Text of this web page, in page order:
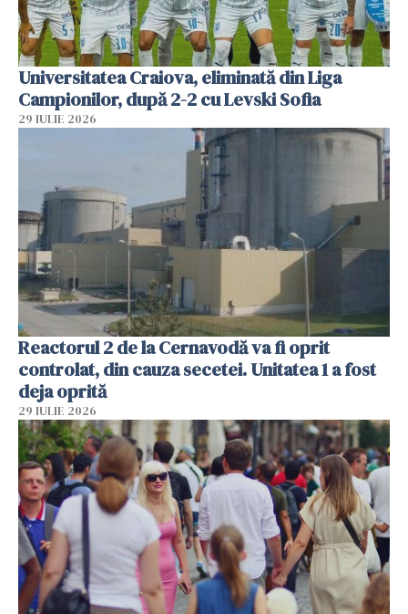
Universitatea Craiova, eliminată din Liga
Campionilor, după 2-2 cu Levski Sofia
29 IULIE 2026
Reactorul 2 de la Cernavodă va fi oprit
controlat, din cauza secetei. Unitatea 1 a fost
deja oprită
29 IULIE 2026